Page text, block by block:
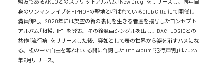
盟友であるAKLOとのスプリットアルバム「New Drug」をリリースし、同年自
身のワンマンライブをHIPHOPの聖地と呼ばれているClub Citta’にて開催し
満員御礼。2020年には架空の街の裏側を生きる者達を描写したコンセプト
アルバム「相模川町」を発表。その後数曲シングルを出し、BACHLOGICとの
共作「流行病」をリリースした後、突如として表の世界から姿を消すハメにな
る。檻の中で自由を奪われてる間に作詞した10th Album「犯行声明」は2023
年6月リリース。